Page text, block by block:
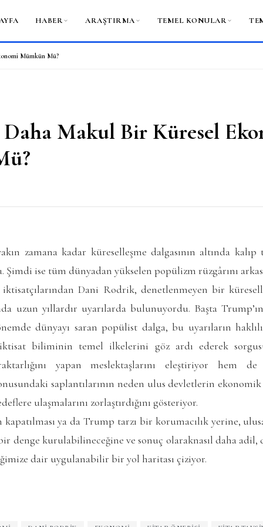
HABER ARAŞTIRMA TEMEL KONULAR
Mümkün Mü?
Makul Bir Küresel
zamana kadar küreselleşme dalgasının altında
ise tüm dünyadan yükselen popülizm rüzgârını
Dani Rodrik, denetlenmeyen bir
uzun yıllardır uyarılarda bulunuyordu. Başta
dünyayı saran popülist dalga, bu uyarıların
biliminin temel ilkelerini göz ardı ederek
yapan meslektaşlarını eleştiriyor hem
saplantılarının neden ulus devletlerin
ulaşmalarını zorlaştırdığını gösteriyor.
kapatılması ya da Trump tarzı bir korumacılık yerine,
denge kurulabilineceğine ve sonuç olaraknasıl daha
dair uygulanabilir bir yol haritası çiziyor.